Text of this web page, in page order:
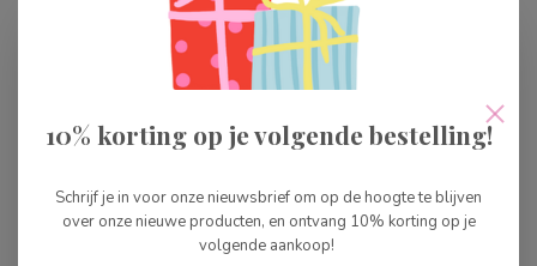
Op voorraad
Deltas Cozy K-pop
€15,95
Deltas Dream Horse
Sticker Parade
10% korting op je volgende bestelling!
Schrijf je in voor onze nieuwsbrief om op de hoogte te blijven
over onze nieuwe producten, en ontvang 10% korting op je
volgende aankoop!